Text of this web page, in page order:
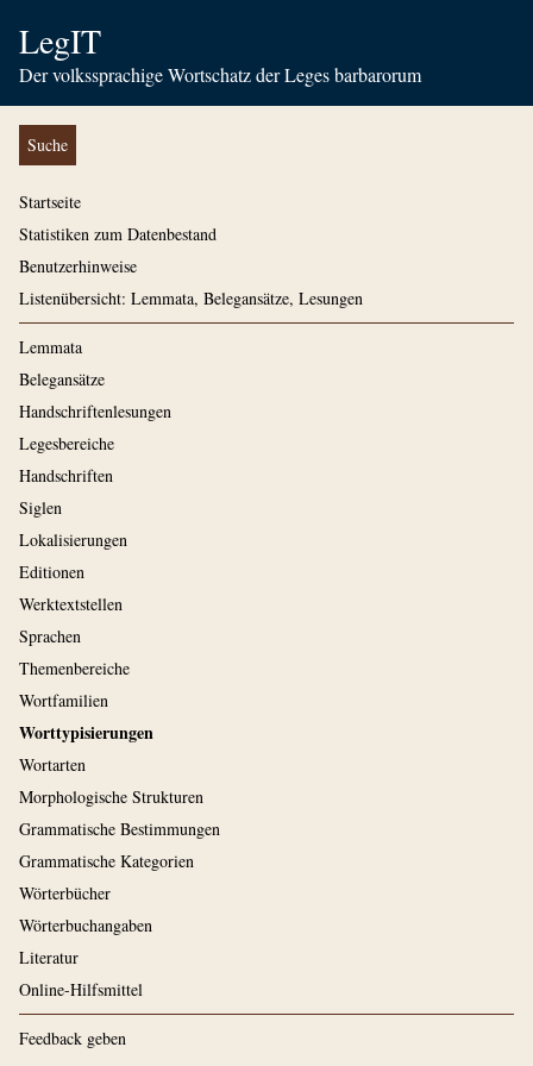
LegIT
Der volkssprachige Wortschatz der Leges barbarorum
Suche
Startseite
Statistiken zum Datenbestand
Benutzerhinweise
Listenübersicht: Lemmata, Belegansätze, Lesungen
Lemmata
Belegansätze
Handschriftenlesungen
Legesbereiche
Handschriften
Siglen
Lokalisierungen
Editionen
Werktextstellen
Sprachen
Themenbereiche
Wortfamilien
Worttypisierungen
Wortarten
Morphologische Strukturen
Grammatische Bestimmungen
Grammatische Kategorien
Wörterbücher
Wörterbuchangaben
Literatur
Online-Hilfsmittel
Feedback geben